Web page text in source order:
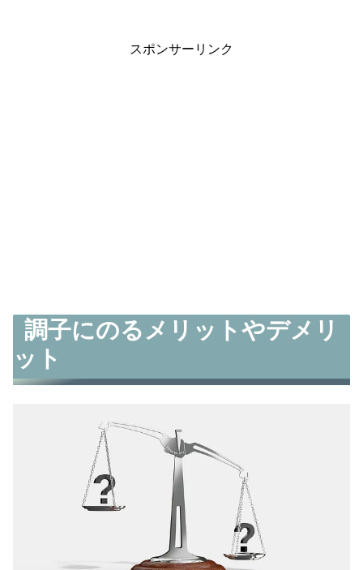
スポンサーリンク
調子にのるメリットやデメリ
ット